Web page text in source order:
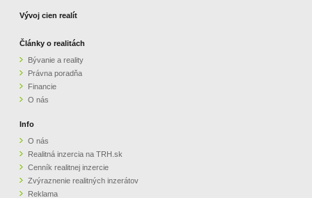
OBCHODNÉ PODMIENKY
KONTAKT
Vývoj cien realít
Články o realitách
Bývanie a reality
Právna poradňa
Financie
O nás
Info
O nás
Realitná inzercia na TRH.sk
Cenník realitnej inzercie
Zvýraznenie realitných inzerátov
Reklama